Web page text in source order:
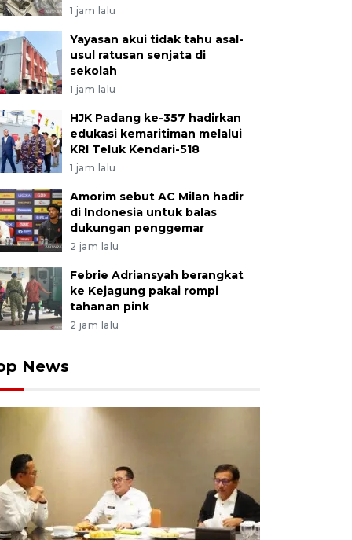
1 jam lalu
Yayasan akui tidak tahu asal-
usul ratusan senjata di
sekolah
1 jam lalu
HJK Padang ke-357 hadirkan
edukasi kemaritiman melalui
KRI Teluk Kendari-518
1 jam lalu
Amorim sebut AC Milan hadir
di Indonesia untuk balas
dukungan penggemar
2 jam lalu
Febrie Adriansyah berangkat
ke Kejagung pakai rompi
tahanan pink
2 jam lalu
News